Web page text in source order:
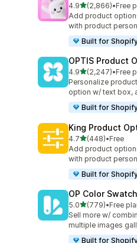
4.9별 5개 중
(2,866)
총 리뷰 2866개
•Free
Add product
with product
Built for
OPTIS Product
4.9별 5개 중
(2,247)
총 리뷰 2247개
•Free
Personalize
option w/ text box,
Built for
King Product
4.7별 5개 중
(448)
총 리뷰 448개
•Free
Add product
with product
Built for
OP Color
5.0별 5개 중
(779)
총 리뷰 779개
•Free
Sell more w/
multiple images
Built for